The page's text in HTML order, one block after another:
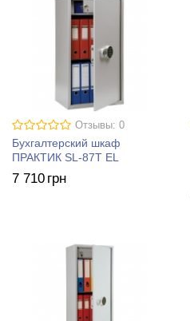
Отзывы: 0
Бухгалтерский шкаф
ПРАКТИК SL-87T EL
7 710 грн